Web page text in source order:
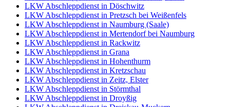
LKW Abschleppdienst in Döschwitz
LKW Abschleppdienst in Pretzsch bei Weißenfels
LKW Abschleppdienst in Naumburg (Saale)
LKW Abschleppdienst in Mertendorf bei Naumburg
LKW Abschleppdienst in Rackwitz
LKW Abschleppdienst in Grana
LKW Abschleppdienst in Hohenthurm
LKW Abschleppdienst in Kretzschau
LKW Abschleppdienst in Zeitz, Elster
LKW Abschleppdienst in Störmthal
LKW Abschleppdienst in Droyßig